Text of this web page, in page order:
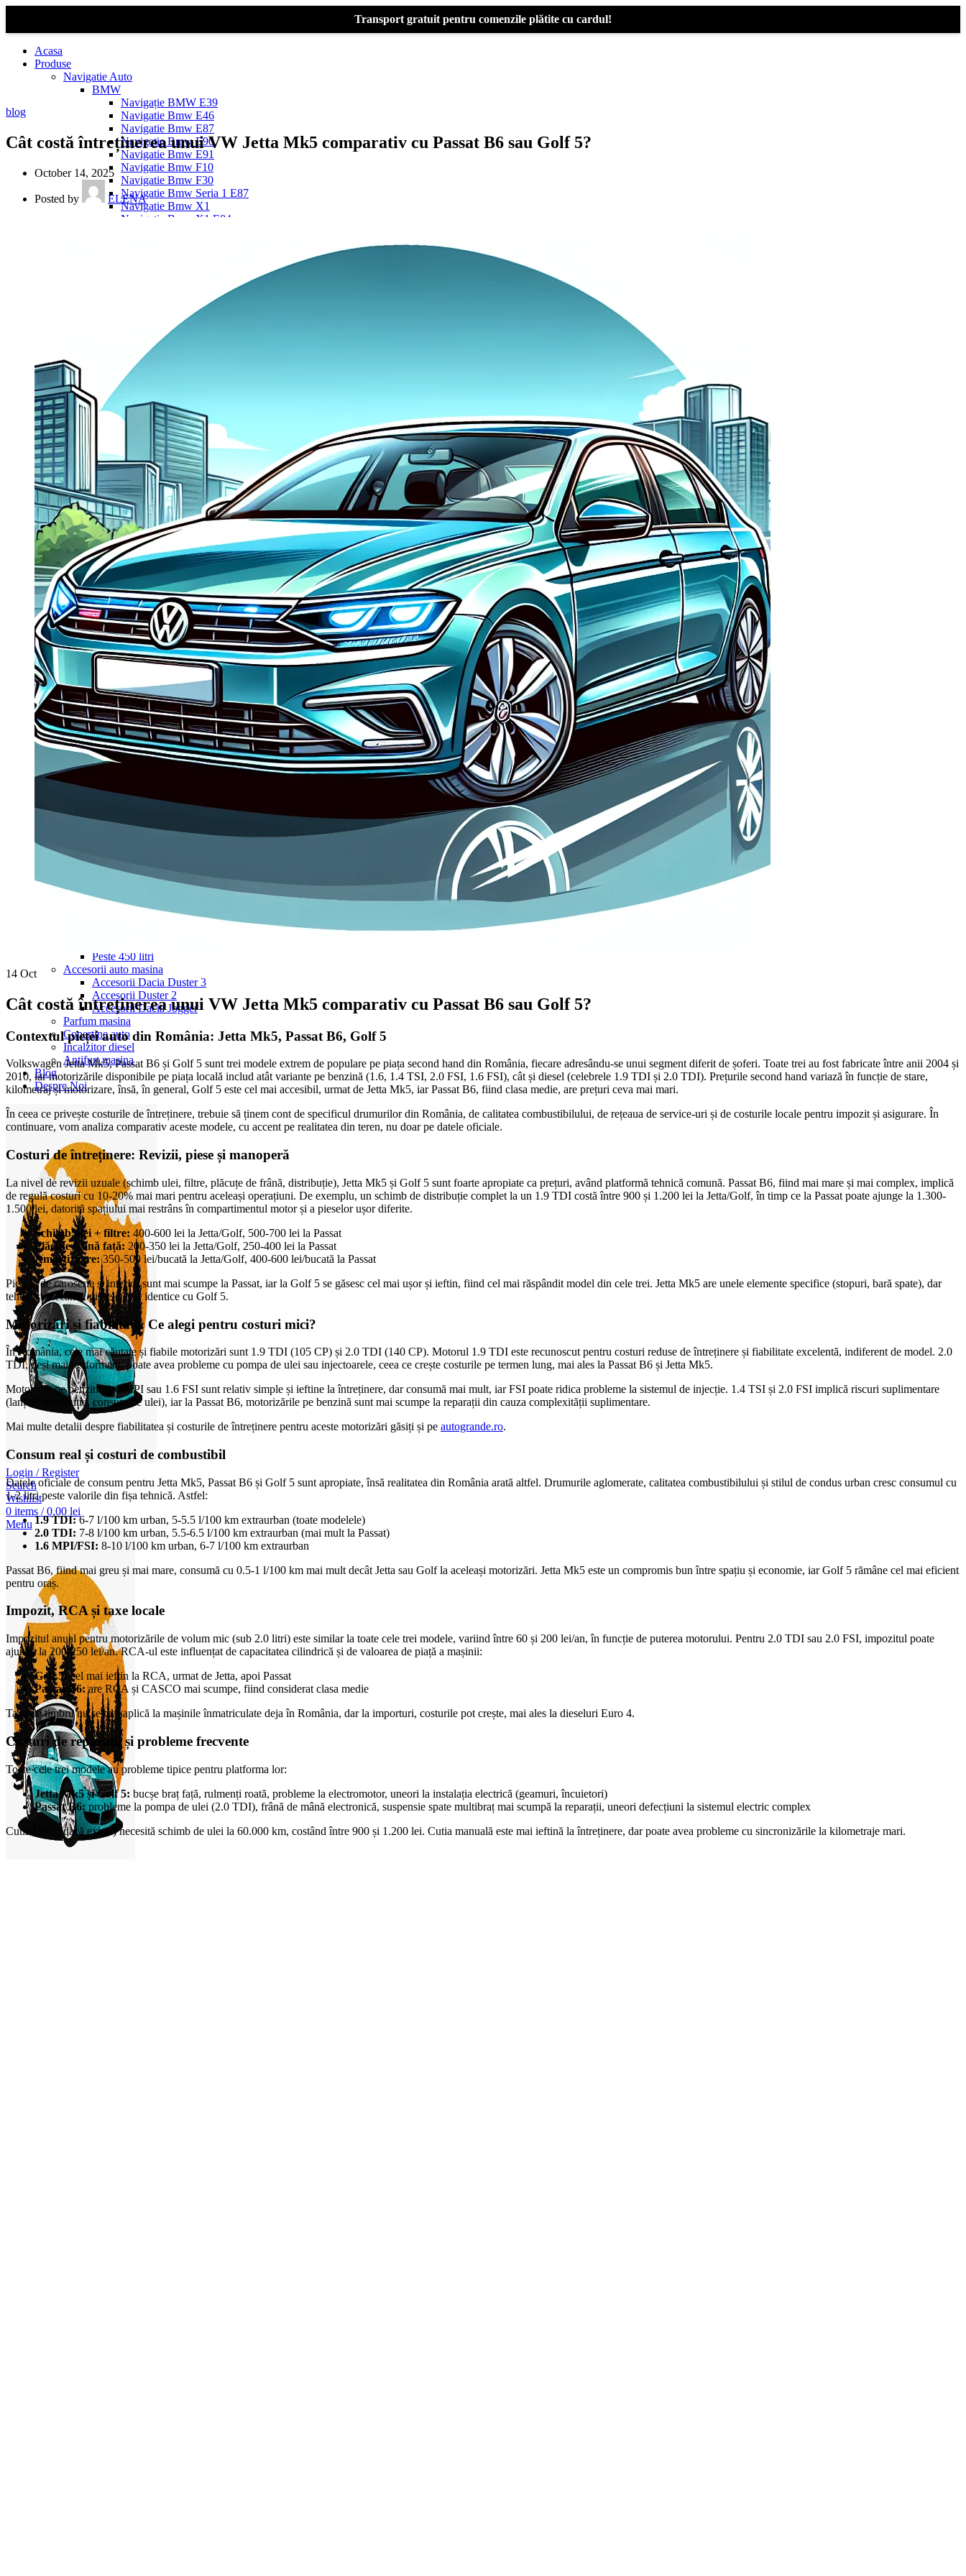
Transport gratuit pentru comenzile plătite cu cardul!
Acasa
Produse
Navigatie Auto
BMW
Navigație BMW E39
Navigatie Bmw E46
Navigatie Bmw E87
Navigatie Bmw E90
Navigatie Bmw E91
Navigatie Bmw F10
Navigatie Bmw F30
Navigatie Bmw Seria 1 E87
Navigatie Bmw X1
Navigatie Bmw X1 E84
Navigație Dacia Logan 1 (2004–2012)
Navigație Dacia Logan 2 (2012–2020)
Navigație Dacia Logan 3 (2020–Prezent)
Navigatie Duster 2011
Navigatie Duster 2019
Navigatie Audi A3 8p
Navigatie Audi A4
Navigatie Audi A4 B6
Navigatie Audi A4 B7
Navigatie Audi A4 B8
Navigatie Audi A5
Navigatie Audi A6 C5
Navigatie Audi A6 C6
Navigatie Audi A6 C7
Navigatie Audi Q5
Ford
Navigație Ford Fiesta
Navigație Ford Focus 1
Navigație Ford Focus 2
Navigație Ford Focus MK3
Navigație Ford Mondeo MK3
Navigație Ford Mondeo MK4
Navigație Ford Transit
Mercedes
Navigație Mercedes C Class W203
Navigație Mercedes C Class W204
Navigație Mercedes W203
Navigație Mercedes W204
Navigație Mercedes W211
Navigație Mercedes Sprinter
Passat
Navigație Passat B5
Navigație Passat B5 5
Navigație Passat B6
Navigație Passat B7
Navigație Passat B8
Skoda
Navigație Skoda Fabia 1
Navigație Skoda Fabia 2
Navigație Skoda Octavia 1
Navigație Skoda Octavia 2
Navigație Skoda Superb 1
Navigație Skoda Superb 2
Navigație Toyota Avensis T25
Peste 450 litri
Accesorii auto masina
Accesorii Dacia Duster 3
Accesorii Duster 2
Accesorii Dacia Jogger
Parfum masina
Copertine auto
Incalzitor diesel
Antifurt masina
Blog
Despre Noi
Login / Register
Search
Wishlist
0 items / 0,00 lei
Menu
blog
Cât costă întreținerea unui VW Jetta Mk5 comparativ cu Passat B6 sau Golf 5?
October 14, 2025
Posted by ELENA
14 Oct
Cât costă întreținerea unui VW Jetta Mk5 comparativ cu Passat B6 sau Golf 5?
Contextul pieței auto din România: Jetta Mk5, Passat B6, Golf 5
Volkswagen Jetta Mk5, Passat B6 și Golf 5 sunt trei modele extrem de populare pe piața second hand din România, fiecare adresându-se unui segment diferit de șoferi. Toate trei au fost fabricate între anii 2004 și
2010, iar motorizările disponibile pe piața locală includ atât variante pe benzină (1.6, 1.4 TSI, 2.0 FSI, 1.6 FSI), cât și diesel (celebrele 1.9 TDI și 2.0 TDI). Prețurile second hand variază în funcție de stare,
kilometraj și motorizare, însă, în general, Golf 5 este cel mai accesibil, urmat de Jetta Mk5, iar Passat B6, fiind clasa medie, are prețuri ceva mai mari.
În ceea ce privește costurile de întreținere, trebuie să ținem cont de specificul drumurilor din România, de calitatea combustibilului, de rețeaua de service-uri și de costurile locale pentru impozit și asigurare. În
continuare, vom analiza comparativ aceste modele, cu accent pe realitatea din teren, nu doar pe datele oficiale.
Costuri de întreținere: Revizii, piese și manoperă
La nivel de revizii uzuale (schimb ulei, filtre, plăcuțe de frână, distribuție), Jetta Mk5 și Golf 5 sunt foarte apropiate ca prețuri, având platformă tehnică comună. Passat B6, fiind mai mare și mai complex, implică
de regulă costuri cu 10-20% mai mari pentru aceleași operațiuni. De exemplu, un schimb de distribuție complet la un 1.9 TDI costă între 900 și 1.200 lei la Jetta/Golf, în timp ce la Passat poate ajunge la 1.300-
1.500 lei, datorită spațiului mai restrâns în compartimentul motor și a pieselor ușor diferite.
Schimb ulei + filtre:400-600 lei la Jetta/Golf, 500-700 lei la Passat
Plăcuțe frână față:200-350 lei la Jetta/Golf, 250-400 lei la Passat
Amortizoare:350-500 lei/bucată la Jetta/Golf, 400-600 lei/bucată la Passat
Piesele de caroserie și interior sunt mai scumpe la Passat, iar la Golf 5 se găsesc cel mai ușor și ieftin, fiind cel mai răspândit model din cele trei. Jetta Mk5 are unele elemente specifice (stopuri, bară spate), dar
tehnic și mecanic, piesele sunt identice cu Golf 5.
Motorizări și fiabilitate: Ce alegi pentru costuri mici?
În România, cele mai căutate și fiabile motorizări sunt 1.9 TDI (105 CP) și 2.0 TDI (140 CP). Motorul 1.9 TDI este recunoscut pentru costuri reduse de întreținere și fiabilitate excelentă, indiferent de model. 2.0
TDI, deși mai performant, poate avea probleme cu pompa de ulei sau injectoarele, ceea ce crește costurile pe termen lung, mai ales la Passat B6 și Jetta Mk5.
Motoarele pe benzină 1.6 MPI sau 1.6 FSI sunt relativ simple și ieftine la întreținere, dar consumă mai mult, iar FSI poate ridica probleme la sistemul de injecție. 1.4 TSI și 2.0 FSI implică riscuri suplimentare
(lanț de distribuție, consum de ulei), iar la Passat B6, motorizările pe benzină sunt mai scumpe la reparații din cauza complexității suplimentare.
Mai multe detalii despre fiabilitatea și costurile de întreținere pentru aceste motorizări găsiți și pe autogrande.ro.
Consum real și costuri de combustibil
Datele oficiale de consum pentru Jetta Mk5, Passat B6 și Golf 5 sunt apropiate, însă realitatea din România arată altfel. Drumurile aglomerate, calitatea combustibilului și stilul de condus urban cresc consumul cu
1-2 litri peste valorile din fișa tehnică. Astfel:
1.9 TDI:6-7 l/100 km urban, 5-5.5 l/100 km extraurban (toate modelele)
2.0 TDI: 7-8 l/100 km urban, 5.5-6.5 l/100 km extraurban (mai mult la Passat)
1.6 MPI/FSI: 8-10 l/100 km urban, 6-7 l/100 km extraurban
Passat B6, fiind mai greu și mai mare, consumă cu 0.5-1 l/100 km mai mult decât Jetta sau Golf la aceleași motorizări. Jetta Mk5 este un compromis bun între spațiu și economie, iar Golf 5 rămâne cel mai eficient
pentru oraș.
Impozit, RCA și taxe locale
Impozitul anual pentru motorizările de volum mic (sub 2.0 litri) este similar la toate cele trei modele, variind între 60 și 200 lei/an, în funcție de puterea motorului. Pentru 2.0 TDI sau 2.0 FSI, impozitul poate
ajunge la 200-250 lei/an. RCA-ul este influențat de capacitatea cilindrică și de valoarea de piață a mașinii:
Golf 5: cel mai ieftin la RCA, urmat de Jetta, apoi Passat
Passat B6:are RCA și CASCO mai scumpe, fiind considerat clasa medie
Taxa de timbru nu se mai aplică la mașinile înmatriculate deja în România, dar la importuri, costurile pot crește, mai ales la dieseluri Euro 4.
Costuri de reparații și probleme frecvente
Toate cele trei modele au probleme tipice pentru platforma lor:
Jetta Mk5 și Golf 5: bucșe braț față, rulmenți roată, probleme la electromotor, uneori la instalația electrică (geamuri, încuietori)
Passat B6:probleme la pompa de ulei (2.0 TDI), frână de mână electronică, suspensie spate multibraț mai scumpă la reparații, uneori defecțiuni la sistemul electric complex
Cutia DSG (dacă există) necesită schimb de ulei la 60.000 km, costând între 900 și 1.200 lei. Cutia manuală este mai ieftină la întreținere, dar poate avea probleme cu sincronizările la kilometraje mari.